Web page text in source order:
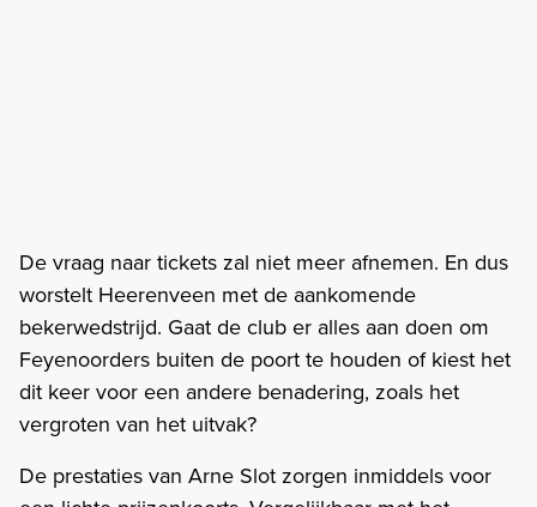
De vraag naar tickets zal niet meer afnemen. En dus
worstelt Heerenveen met de aankomende
bekerwedstrijd. Gaat de club er alles aan doen om
Feyenoorders buiten de poort te houden of kiest het
dit keer voor een andere benadering, zoals het
vergroten van het uitvak?
De prestaties van Arne Slot zorgen inmiddels voor